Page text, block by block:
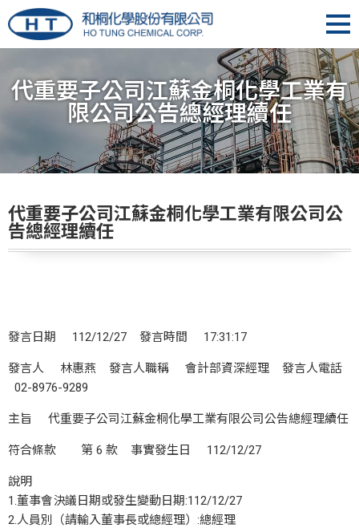
代重要子公司江蘇金桐化學工業有
限公司公告總經理續任
代重要子公司江蘇金桐化學工業有限公司公
告總經理續任
發言日期 112/12/27 發言時間 17:31:17
發言人 林惠燕 發言人職稱 會計部資深經理 發言人電話
02-8976-9289
主旨 代重要子公司江蘇金桐化學工業有限公司公告總經理續任
符合條款 第 6 款 事實發生日 112/12/27
說明
1.董事會決議日期或發生變動日期:112/12/27
2.人員別（請輸入董事長或總經理）:總經理